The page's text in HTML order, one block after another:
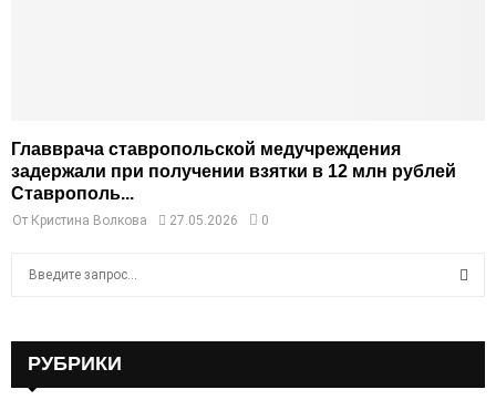
Главврача ставропольской медучреждения
задержали при получении взятки в 12 млн рублей
Ставрополь...
От Кристина Волкова 27.05.2026 0
РУБРИКИ